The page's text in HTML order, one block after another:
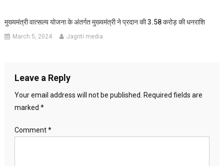
मुख्यमंत्री वात्सल्य योजना के अंतर्गत मुख्यमंत्री ने प्रदान की 3.58 करोड़ की धनराशि
March 5, 2024 Jagriti media
Leave a Reply
Your email address will not be published.
Required fields are
marked *
Comment*